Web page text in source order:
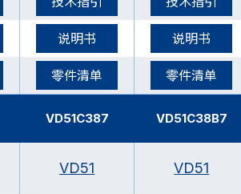
说明书 说明书
零件清单 零件清单
VD51C387 VD51C38B7
VD51 VD51